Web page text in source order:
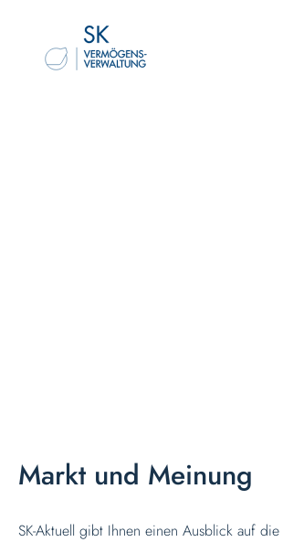
Markt und Meinung
SK-Aktuell gibt Ihnen einen Ausblick auf die